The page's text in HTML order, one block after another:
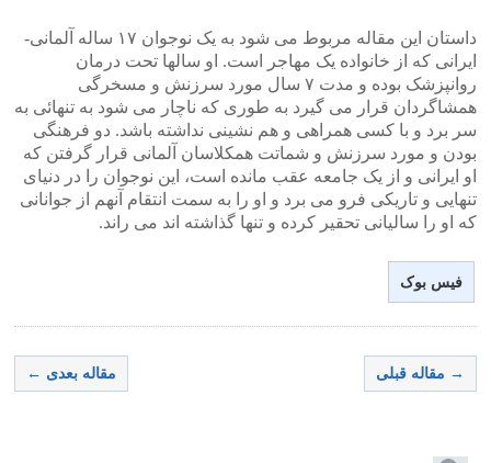
داستان این مقاله مربوط می شود به یک نوجوان ۱۷ ساله آلمانی-
ایرانی که از خانواده یک مهاجر است. او سالها تحت درمان
روانپزشک بوده و مدت ۷ سال مورد سرزنش و مسخرگی
همشاگردان قرار می گیرد به طوری که ناچار می شود به تنهائی به
سر برد و با کسی همراهی و هم نشینی نداشته باشد. دو فرهنگی
بودن و مورد سرزنش و شماتت همکلاسان آلمانی قرار گرفتن که
او ایرانی و از یک جامعه عقب مانده است، این نوجوان را در دنیای
تنهایی و تاریکی فرو می برد و او را به سمت انتقام آنهم از جوانانی
که او را سالیانی تحقیر کرده و تنها گذاشته اند می راند.
فیس بوک
→ مقاله قبلی مقاله بعدی ←